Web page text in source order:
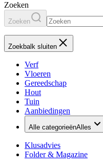
Zoeken
Zoeken
Zoekbalk sluiten
Verf
Vloeren
Gereedschap
Hout
Tuin
Aanbiedingen
Alle categorieënAlles
Klusadvies
Folder & Magazine